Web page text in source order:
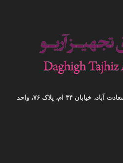
تهران، سعادت آباد، بلوار سعادت آباد، خیابان ۳۴ ام، پلاک ۷۶، واحد